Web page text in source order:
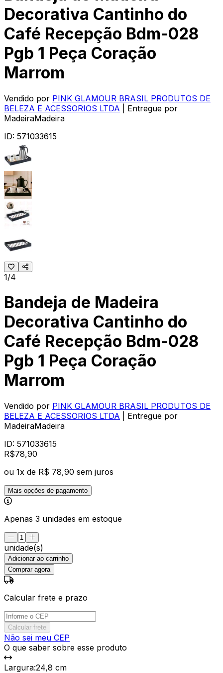
Decorativa Cantinho do
Café Recepção Bdm-028
Pgb 1 Peça Coração
Marrom
Vendido por PINK GLAMOUR BRASIL PRODUTOS DE
BELEZA E ACESSORIOS LTDA
| Entregue por
MadeiraMadeira
ID: 571033615
1/4
Bandeja de Madeira
Decorativa Cantinho do
Café Recepção Bdm-028
Pgb 1 Peça Coração
Marrom
Vendido por PINK GLAMOUR BRASIL PRODUTOS DE
BELEZA E ACESSORIOS LTDA
| Entregue por
MadeiraMadeira
ID: 571033615
R$78,90
ou 1x de R$ 78,90 sem juros
Mais opções de pagamento
Apenas 3 unidades em estoque
unidade(s)
Adicionar ao carrinho
Comprar agora
Calcular frete e prazo
Calcular frete
Não sei meu CEP
O que saber sobre esse produto
Largura:24,8 cm